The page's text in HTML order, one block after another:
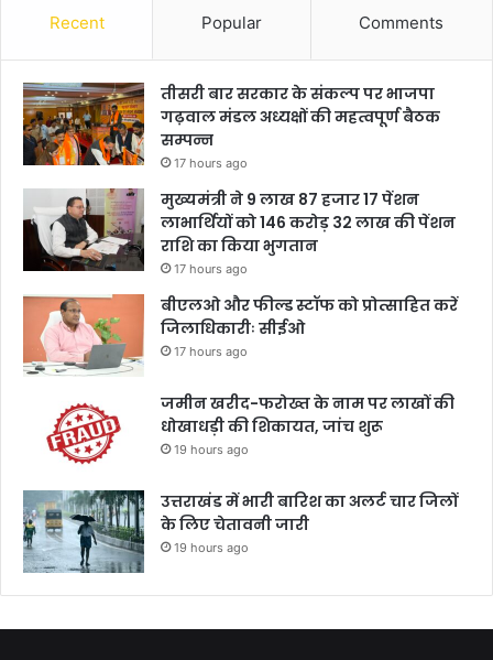
Recent Popular Comments
तीसरी बार सरकार के संकल्प पर भाजपा
गढ़वाल मंडल अध्यक्षों की महत्वपूर्ण बैठक
सम्पन्न
17 hours ago
मुख्यमंत्री ने 9 लाख 87 हजार 17 पेंशन
लाभार्थियों को 146 करोड़ 32 लाख की पेंशन
राशि का किया भुगतान
17 hours ago
बीएलओ और फील्ड स्टॉफ को प्रोत्साहित करें
जिलाधिकारीः सीईओ
17 hours ago
जमीन खरीद-फरोख्त के नाम पर लाखों की
धोखाधड़ी की शिकायत, जांच शुरू
19 hours ago
उत्तराखंड में भारी बारिश का अलर्ट चार जिलों
के लिए चेतावनी जारी
19 hours ago